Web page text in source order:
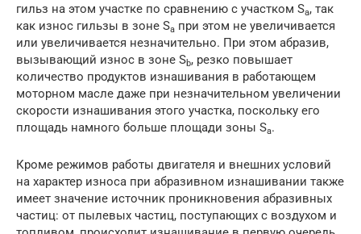
гильз на этом участке по сравнению с участком Sa, так
как износ гильзы в зоне Sa при этом не увеличивается
или увеличивается незначительно. При этом абразив,
вызывающий износ в зоне Sb, резко повышает
количество продуктов изнашивания в работающем
моторном масле даже при незначительном увеличении
скорости изнашивания этого участка, поскольку его
площадь намного больше площади зоны Sa.
Кроме режимов работы двигателя и внешних условий
на характер износа при абразивном изнашивании также
имеет значение источник проникновения абразивных
частиц: от пылевых частиц, поступающих с воздухом и